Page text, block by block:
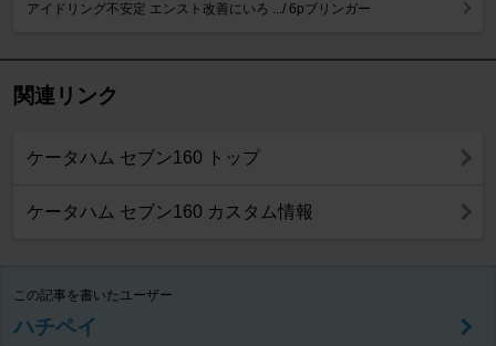
アイドリング不安定 エンスト改善にいろ .../ 6pブリンガー
関連リンク
ケータハム セブン160 トップ
ケータハム セブン160 カスタム情報
この記事を書いたユーザー
ハチペイ